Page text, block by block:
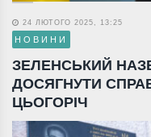
24 ЛЮТОГО 2025, 13:25
НОВИНИ
ЗЕЛЕНСЬКИЙ
ДОСЯГНУТИ
ЦЬОГОРІЧ